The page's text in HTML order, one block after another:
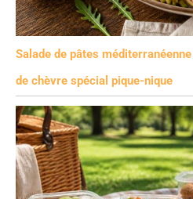
Salade de pâtes
de chèvre spécial pique-nique